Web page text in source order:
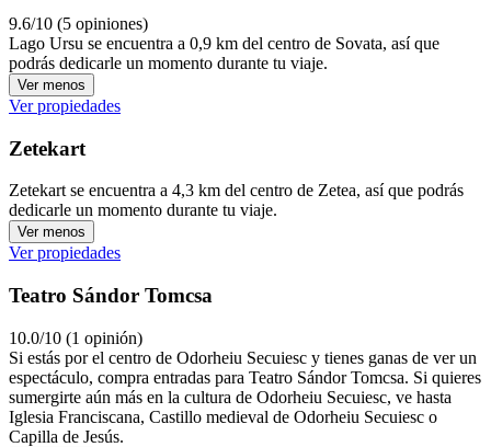
9.6/10 (5 opiniones)
Lago Ursu se encuentra a 0,9 km del centro de Sovata, así que
podrás dedicarle un momento durante tu viaje.
Ver menos
Ver propiedades
Zetekart
Zetekart se encuentra a 4,3 km del centro de Zetea, así que podrás
dedicarle un momento durante tu viaje.
Ver menos
Ver propiedades
Teatro Sándor Tomcsa
10.0/10 (1 opinión)
Si estás por el centro de Odorheiu Secuiesc y tienes ganas de ver un
espectáculo, compra entradas para Teatro Sándor Tomcsa. Si quieres
sumergirte aún más en la cultura de Odorheiu Secuiesc, ve hasta
Iglesia Franciscana, Castillo medieval de Odorheiu Secuiesc o
Capilla de Jesús.